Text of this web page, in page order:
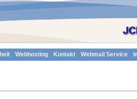
Webhosting Kontakt Webmail Service